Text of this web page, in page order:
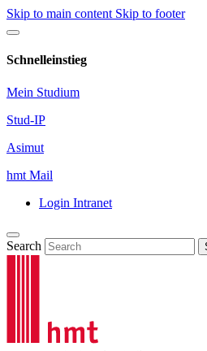
Skip to main content Skip to footer
Schnelleinstieg
Mein Studium
Stud-IP
Asimut
hmt Mail
Login Intranet
Search